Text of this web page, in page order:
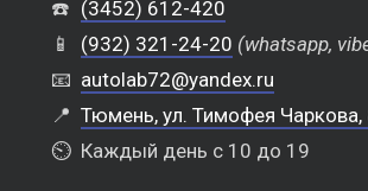
☎️ (3452) 612-420
📱
(932) 321-24-20 (whatsapp,
📧 autolab72@yandex.ru
📍 Тюмень, ул. Тимофея Чаркова,
⏲️ Каждый день с 10 до 19